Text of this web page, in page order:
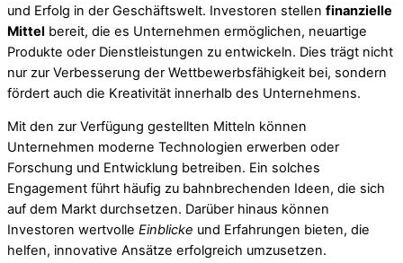
und Erfolg in der Geschäftswelt. Investoren stellen finanzielle
Mittel bereit, die es Unternehmen ermöglichen, neuartige
Produkte oder Dienstleistungen zu entwickeln. Dies trägt nicht
nur zur Verbesserung der Wettbewerbsfähigkeit bei, sondern
fördert auch die Kreativität innerhalb des Unternehmens.
Mit den zur Verfügung gestellten Mitteln können
Unternehmen moderne Technologien erwerben oder
Forschung und Entwicklung betreiben. Ein solches
Engagement führt häufig zu bahnbrechenden Ideen, die sich
auf dem Markt durchsetzen. Darüber hinaus können
Investoren wertvolle Einblicke und Erfahrungen bieten, die
helfen, innovative Ansätze erfolgreich umzusetzen.